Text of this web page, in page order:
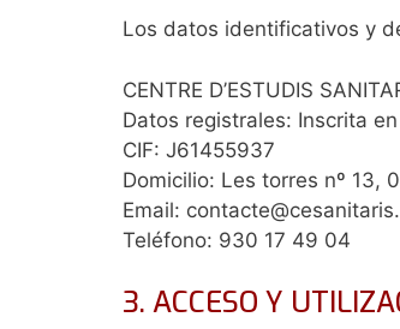
Los datos identificativos y
CENTRE D’ESTUDIS
Datos registrales: Inscrita
CIF: J61455937
Domicilio: Les torres nº 13,
Email:
Teléfono: 930 17 49 04
3. ACCESO Y